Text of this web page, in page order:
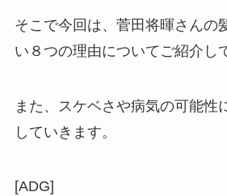
そこで今回は、菅田将暉さんの
い８つの理由についてご紹介し
また、スケベさや病気の可能性
していきます。
[ADG]